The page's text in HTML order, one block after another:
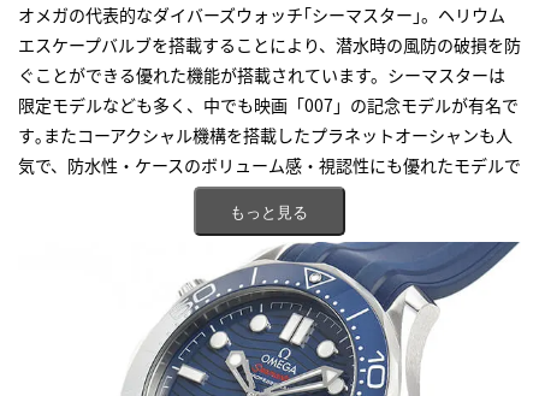
オメガの代表的なダイバーズウォッチ｢シーマスター｣。ヘリウム
エスケープバルブを搭載することにより、潜水時の風防の破損を防
ぐことができる優れた機能が搭載されています。シーマスターは
限定モデルなども多く、中でも映画「007」の記念モデルが有名で
す｡またコーアクシャル機構を搭載したプラネットオーシャンも人
気で、防水性・ケースのボリューム感・視認性にも優れたモデルで
す。宝石広場ではオメガシーマスターを高く買取りさせていただ
もっと見る